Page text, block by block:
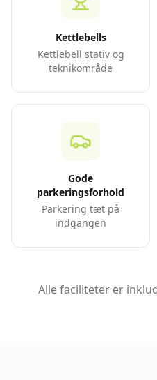
Kettlebells
Kettlebell stativ og
teknikområde
Gode
parkeringsforhold
Parkering tæt på
indgangen
Alle faciliteter er